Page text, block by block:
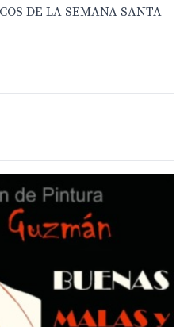
DE LA SEMANA SANTA